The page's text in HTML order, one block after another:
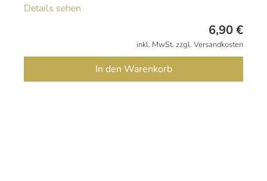
Details sehen
6,90€
inkl. MwSt. zzgl. Versandkosten
In den Warenkorb